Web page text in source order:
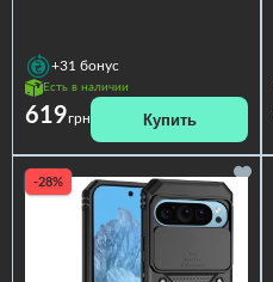
+31 бонус
Есть в наличии
619грн Купить
-28%